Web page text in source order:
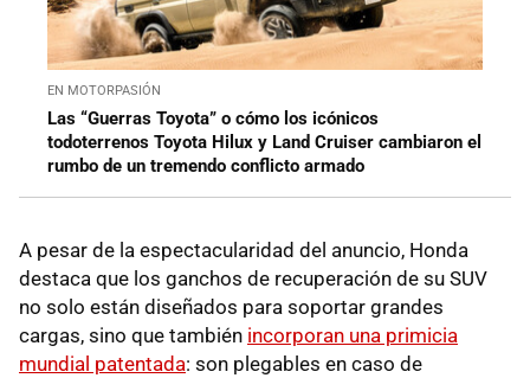
EN MOTORPASIÓN
Las “Guerras Toyota” o cómo los icónicos
todoterrenos Toyota Hilux y Land Cruiser cambiaron el
rumbo de un tremendo conflicto armado
A pesar de la espectacularidad del anuncio, Honda
destaca que los ganchos de recuperación de su SUV
no solo están diseñados para soportar grandes
cargas, sino que también incorporan una primicia
mundial patentada: son plegables en caso de